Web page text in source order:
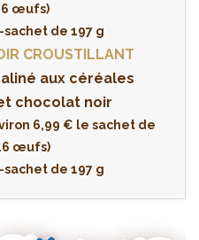
œufs)
de 197 g
CROUSTILLANT
aux céréales
chocolat noir
6,99 € le sachet de
œufs)
de 197 g